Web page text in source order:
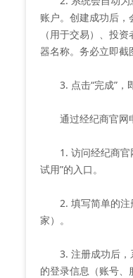
账户。创建成功后
（用于交易）、投
器名称。务必立即截
3. 点击“完成”，
通过经纪商官网
1. 访问经纪商官
试用”的入口。
2. 填写简单的注
家）。
3. 注册成功后，
的登录信息（账号、